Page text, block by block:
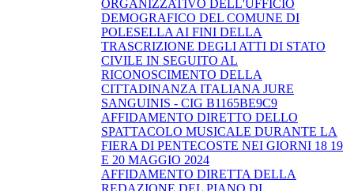
ORGANIZZATIVO DELL'UFFICIO
DEMOGRAFICO DEL COMUNE DI
POLESELLA AI FINI DELLA
TRASCRIZIONE DEGLI ATTI DI STATO
CIVILE IN SEGUITO AL
RICONOSCIMENTO DELLA
CITTADINANZA ITALIANA JURE
SANGUINIS - CIG B1165BE9C9
AFFIDAMENTO DIRETTO DELLO
SPATTACOLO MUSICALE DURANTE LA
FIERA DI PENTECOSTE NEI GIORNI 18 19
E 20 MAGGIO 2024
AFFIDAMENTO DIRETTA DELLA
REDAZIONE DEL PIANO DI